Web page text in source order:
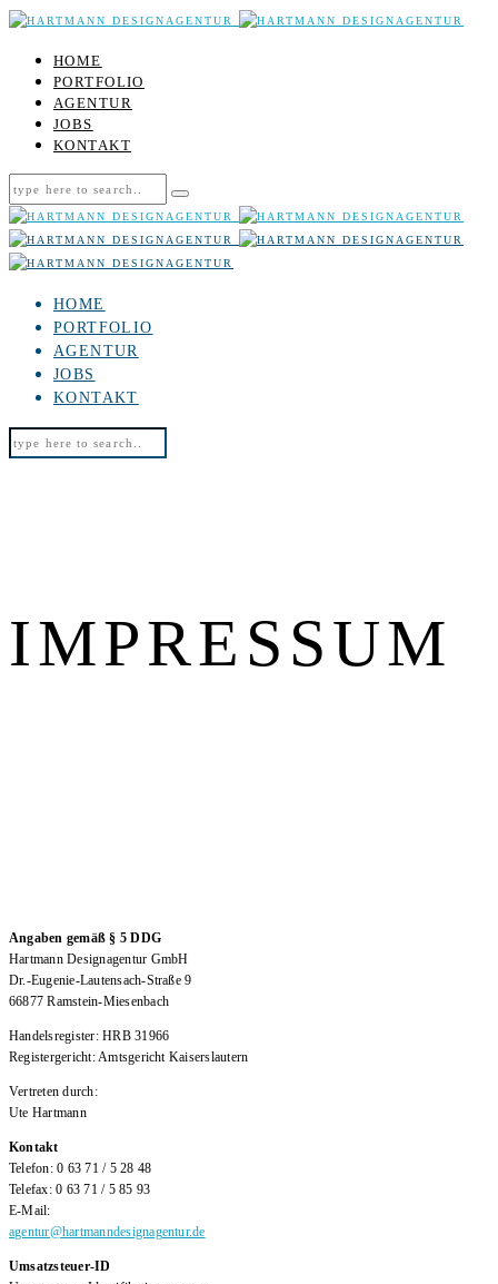
HOME
PORTFOLIO
AGENTUR
JOBS
KONTAKT
HOME
PORTFOLIO
AGENTUR
JOBS
KONTAKT
IMPRESSUM
Angaben gemäß § 5 DDG
Hartmann Designagentur GmbH
Dr.-Eugenie-Lautensach-Straße 9
66877 Ramstein-Miesenbach
Handelsregister: HRB 31966
Registergericht: Amtsgericht Kaiserslautern
Vertreten durch:
Ute Hartmann
Kontakt
Telefon: 0 63 71 / 5 28 48
Telefax: 0 63 71 / 5 85 93
E-Mail:
agentur@hartmanndesignagentur.de
Umsatzsteuer-ID